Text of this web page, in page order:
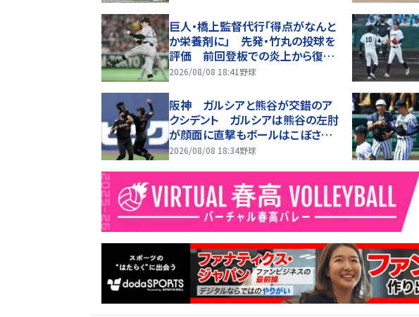
巨人・橋上監督代行「得点がなんと
か栄養剤に」 先発・竹丸の投球を
評価 前回登板での炎上から復活、
６回１失点で８勝目
2026/08/08 18:41 野球
阪神 ガルシアと熊谷が交錯のア
クシデント ガルシアは熊谷の左肘
が顔面に直撃もボールはこぼさ
ず トレーナーが駆け寄るもともに
2026/08/08 18:34野球